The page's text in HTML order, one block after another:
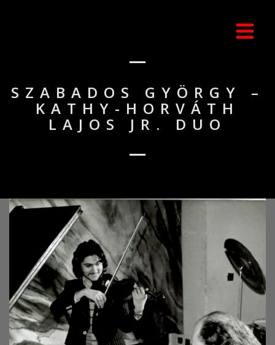
SZABADOS GYÖRGY –
KATHY-HORVÁTH
LAJOS JR. DUO